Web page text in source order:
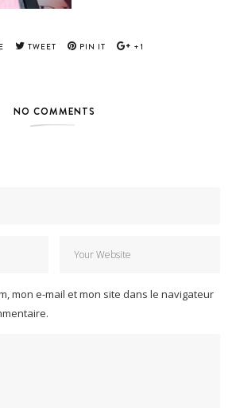
TWEET PIN IT +1
NO COMMENTS
mon e-mail et mon site dans le navigateur